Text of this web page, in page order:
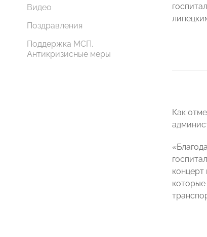
Видео
Поздравления
Поддержка МСП.
Антикризисные меры
Как
концерт